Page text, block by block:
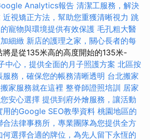
Analytics報告 清潔工服務，解決
近視矯正方法，幫助您重獲清晰視力 跳
寵物與環境提供有效保護 毛孔粗大醫
細緻 新店的護理之家，關心長者的每
將是從135米高的高度開始的135米-
中心，提供全面的月子照護方案 北區按
服務，確保您的帳務清晰透明 台北搬家
家服務就在這裡 整脊師證照培訓 居家
安心選擇 提供到府外燴服務，讓活動
用的Google SEO教學資料 桃園地區的
合法律事務所，專業團隊為您提供全方
何選擇合適的牌位，為先人留下永恆的